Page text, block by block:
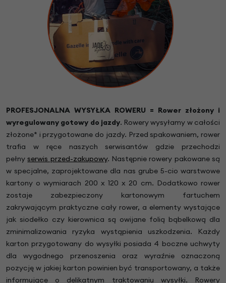
PROFESJONALNA WYSYŁKA ROWERU = Rower złożony i
wyregulowany gotowy do jazdy. Rowery wysyłamy w całości
złożone* i przygotowane do jazdy. Przed spakowaniem, rower
trafia w ręce naszych serwisantów gdzie przechodzi
pełnyserwis przed-zakupowy. Następnie rowery pakowane są
w specjalne, zaprojektowane dla nas grube 5-cio warstwowe
kartony o wymiarach 200 x 120 x 20 cm. Dodatkowo rower
zostaje zabezpieczony kartonowym fartuchem
zakrywającym praktyczne cały rower, a elementy wystające
jak siodełko czy kierownica są owijane folią bąbelkową dla
zminimalizowania ryzyka wystąpienia uszkodzenia. Każdy
karton przygotowany do wysyłki posiada 4 boczne uchwyty
dla wygodnego przenoszenia oraz wyraźnie oznaczoną
pozycję w jakiej karton powinien być transportowany, a także
informujące o delikatnym traktowaniu wysyłki. Rowery